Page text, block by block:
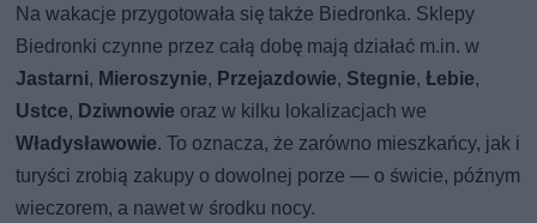
Na wakacje przygotowała się także Biedronka. Sklepy
Biedronki czynne przez całą dobę mają działać m.in. w
Jastarni, Mieroszynie, Przejazdowie, Stegnie,Łebie,
Ustce, Dziwnowie oraz w kilku lokalizacjach we
Władysławowie. To oznacza, że zarówno mieszkańcy, jak i
turyści zrobią zakupy o dowolnej porze — o świcie, późnym
wieczorem, a nawet w środku nocy.